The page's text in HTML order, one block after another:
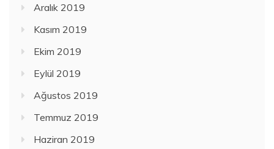
Aralık 2019
Kasım 2019
Ekim 2019
Eylül 2019
Ağustos 2019
Temmuz 2019
Haziran 2019